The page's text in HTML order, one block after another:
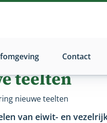
Contact
teelten
nieuwe teelten
van eiwit- en